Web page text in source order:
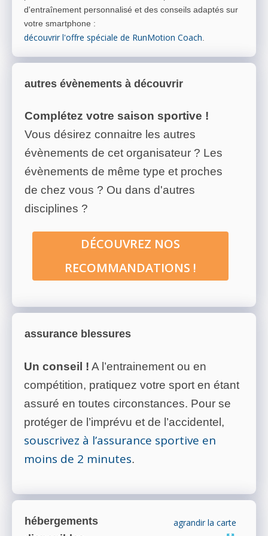
d'entraînement personnalisé et des conseils adaptés sur
votre smartphone :
découvrir l'offre spéciale de RunMotion Coach.
autres évènements à découvrir
Complétez votre saison sportive !
Vous désirez connaitre les autres
évènements de cet organisateur ? Les
évènements de même type et proches
de chez vous ? Ou dans d'autres
disciplines ?
DÉCOUVREZ NOS
RECOMMANDATIONS !
assurance blessures
Un conseil ! A l’entrainement ou en
compétition, pratiquez votre sport en étant
assuré en toutes circonstances. Pour se
protéger de l’imprévu et de l’accidentel,
souscrivez à l’assurance sportive en
moins de 2 minutes.
hébergements
agrandir la carte